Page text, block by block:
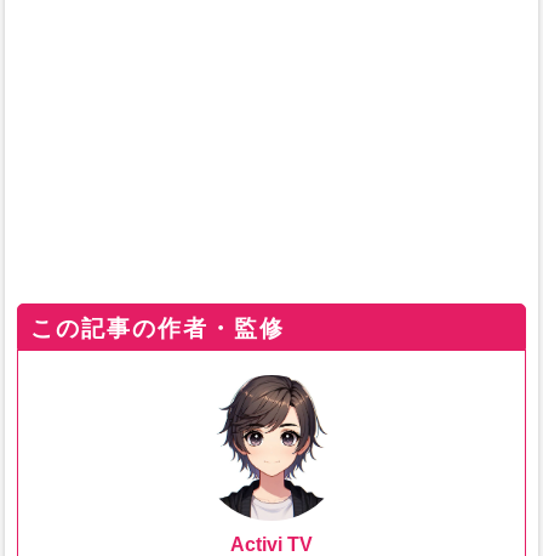
この記事の作者・監修
Activi TV